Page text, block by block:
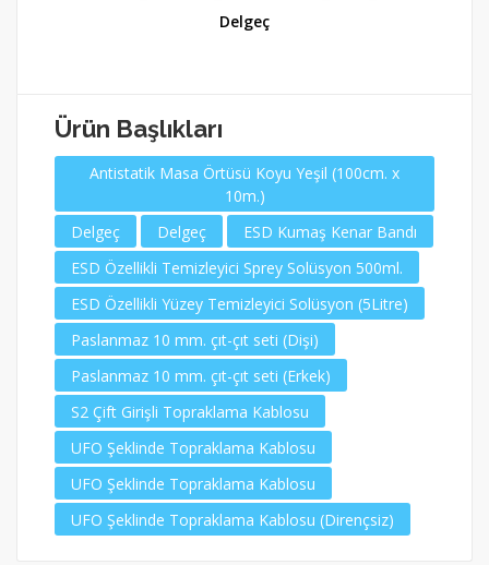
Delgeç
Ürün Başlıkları
Antistatik Masa Örtüsü Koyu Yeşil (100cm. x
10m.)
Delgeç
Delgeç
ESD Kumaş Kenar Bandı
ESD Özellikli Temizleyici Sprey Solüsyon 500ml.
ESD Özellikli Yüzey Temizleyici Solüsyon (5Litre)
Paslanmaz 10 mm. çıt-çıt seti (Dişi)
Paslanmaz 10 mm. çıt-çıt seti (Erkek)
S2 Çift Girişli Topraklama Kablosu
UFO Şeklinde Topraklama Kablosu
UFO Şeklinde Topraklama Kablosu
UFO Şeklinde Topraklama Kablosu (Dirençsiz)